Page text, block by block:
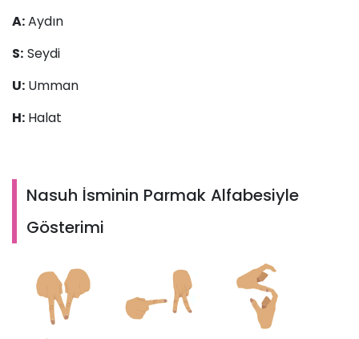
A:Aydın
S: Seydi
U: Umman
H: Halat
Nasuh İsminin Parmak Alfabesiyle
Gösterimi